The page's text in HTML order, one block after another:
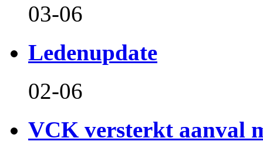
03-06
Ledenupdate
02-06
VCK versterkt aanval